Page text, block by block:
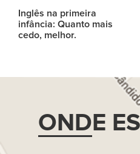
Inglês na primeira
infância: Quanto mais
cedo, melhor.
OND E